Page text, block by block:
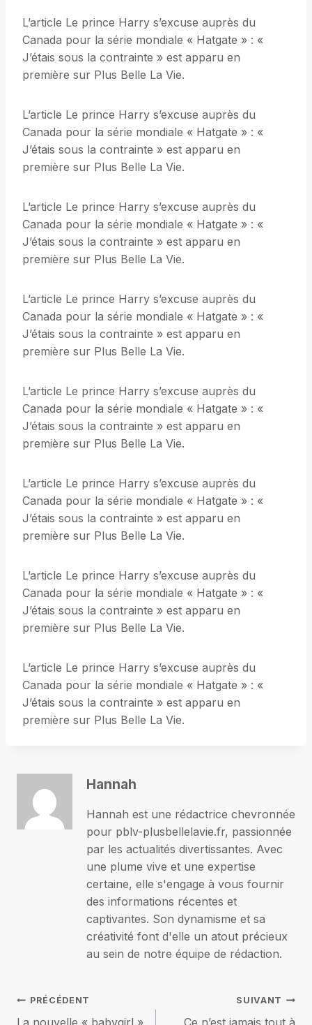
L’article Le prince Harry s’excuse auprès du
Canada pour la série mondiale « Hatgate » : «
J’étais sous la contrainte » est apparu en
première sur Plus Belle La Vie.
L’article Le prince Harry s’excuse auprès du
Canada pour la série mondiale « Hatgate » : «
J’étais sous la contrainte » est apparu en
première sur Plus Belle La Vie.
L’article Le prince Harry s’excuse auprès du
Canada pour la série mondiale « Hatgate » : «
J’étais sous la contrainte » est apparu en
première sur Plus Belle La Vie.
L’article Le prince Harry s’excuse auprès du
Canada pour la série mondiale « Hatgate » : «
J’étais sous la contrainte » est apparu en
première sur Plus Belle La Vie.
L’article Le prince Harry s’excuse auprès du
Canada pour la série mondiale « Hatgate » : «
J’étais sous la contrainte » est apparu en
première sur Plus Belle La Vie.
L’article Le prince Harry s’excuse auprès du
Canada pour la série mondiale « Hatgate » : «
J’étais sous la contrainte » est apparu en
première sur Plus Belle La Vie.
L’article Le prince Harry s’excuse auprès du
Canada pour la série mondiale « Hatgate » : «
J’étais sous la contrainte » est apparu en
première sur Plus Belle La Vie.
L’article Le prince Harry s’excuse auprès du
Canada pour la série mondiale « Hatgate » : «
J’étais sous la contrainte » est apparu en
première sur Plus Belle La Vie.
Hannah
Hannah est une rédactrice chevronnée
pour pblv-plusbellelavie.fr, passionnée
par les actualités divertissantes. Avec
une plume vive et une expertise
certaine, elle s'engage à vous fournir
des informations récentes et
captivantes. Son dynamisme et sa
créativité font d'elle un atout précieux
au sein de notre équipe de rédaction.
Navigation
PRÉCÉDENT SUIVANT